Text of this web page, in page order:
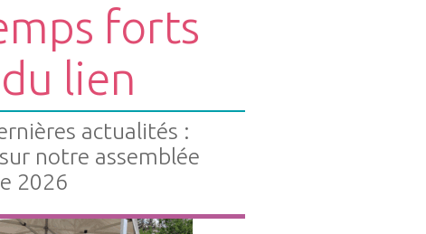
forts
lien
actualités :
notre assemblée
2026